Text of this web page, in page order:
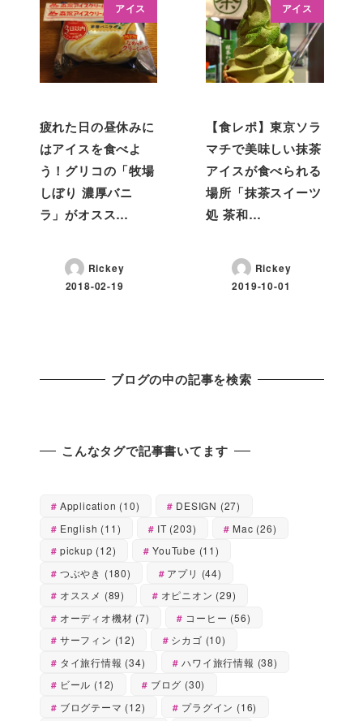
アイス
疲れた日の昼休みに
はアイスを食べよ
う！グリコの「牧場
しぼり 濃厚バニ
ラ」がオスス…
Rickey
2018-02-19
アイス
【食レポ】東京ソラ
マチで美味しい抹茶
アイスが食べられる
場所「抹茶スイーツ
処 茶和…
Rickey
2019-10-01
ブログの中の記事を検索
こんなタグで記事書いてます
Application (10) DESIGN (27)
English (11) IT (203) Mac (26)
pickup (12) YouTube (11)
つぶやき (180) アプリ (44)
オススメ (89) オピニオン (29)
オーディオ機材 (7) コーヒー (56)
サーフィン (12) シカゴ (10)
タイ旅行情報 (34) ハワイ旅行情報 (38)
ビール (12) ブログ (30)
ブログテーマ (12) プラグイン (16)